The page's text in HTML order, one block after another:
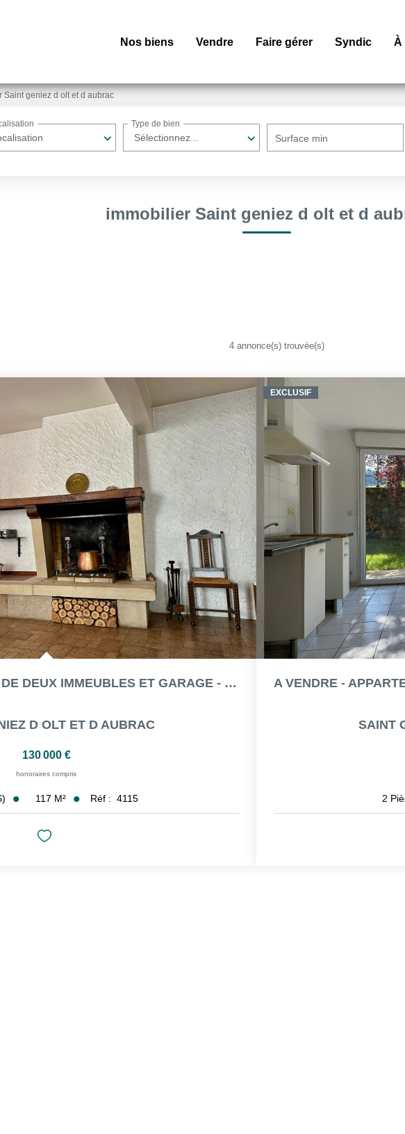
Nos biens Vendre Faire gérer Syndic À
Saint geniez d olt et d aubrac
Sélectionnez...
Type de bien
Surface min
immobilier Saint geniez d olt et d
4 annonce(s) trouvée(s)
A VENDRE - ENSEMBLE DE DEUX IMMEUBLES ET GARAGE - SAINT...
D OLT ET D AUBRAC
130 000 €
honoraires compris
117 M² Réf : 4115
EXCLUSIF
SAINT
2